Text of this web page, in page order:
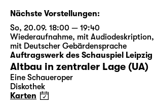
Nächste Vorstellungen:
So, 20.09. 18:00 — 19:40
Wiederaufnahme, mit Audiodeskription,
mit Deutscher Gebärdensprache
Auftragswerk des Schauspiel Leipzig
Altbau in zentraler Lage (UA)
Eine Schaueroper
Diskothek
Karten